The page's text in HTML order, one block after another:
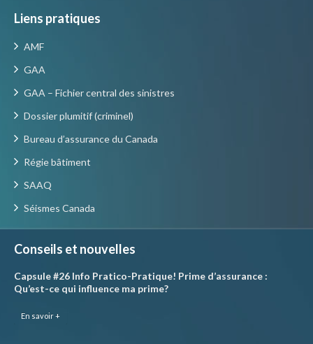
Liens pratiques
AMF
GAA
GAA – Fichier central des sinistres
Dossier plumitif (criminel)
Bureau d’assurance du Canada
Régie bâtiment
SAAQ
Séismes Canada
Conseils et nouvelles
Capsule #26 Info Pratico-Pratique! Prime d’assurance :
Qu’est-ce qui influence ma prime?
En savoir +